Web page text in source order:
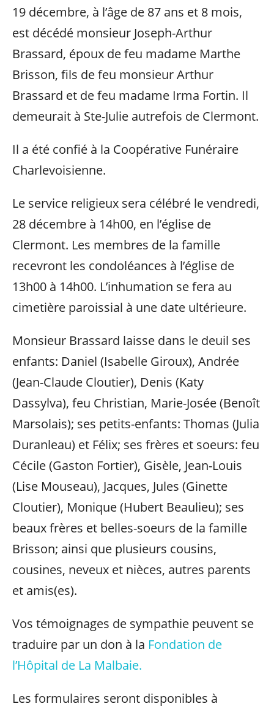
19 décembre, à l’âge de 87 ans et 8 mois,
est décédé monsieur Joseph-Arthur
Brassard, époux de feu madame Marthe
Brisson, fils de feu monsieur Arthur
Brassard et de feu madame Irma Fortin. Il
demeurait à Ste-Julie autrefois de Clermont.
Il a été confié à la Coopérative Funéraire
Charlevoisienne.
Le service religieux sera célébré le vendredi,
28 décembre à 14h00, en l’église de
Clermont. Les membres de la famille
recevront les condoléances à l’église de
13h00 à 14h00. L’inhumation se fera au
cimetière paroissial à une date ultérieure.
Monsieur Brassard laisse dans le deuil ses
enfants: Daniel (Isabelle Giroux), Andrée
(Jean-Claude Cloutier), Denis (Katy
Dassylva), feu Christian, Marie-Josée (Benoît
Marsolais); ses petits-enfants: Thomas (Julia
Duranleau) et Félix; ses frères et soeurs: feu
Cécile (Gaston Fortier), Gisèle, Jean-Louis
(Lise Mouseau), Jacques, Jules (Ginette
Cloutier), Monique (Hubert Beaulieu); ses
beaux frères et belles-soeurs de la famille
Brisson; ainsi que plusieurs cousins,
cousines, neveux et nièces, autres parents
et amis(es).
Vos témoignages de sympathie peuvent se
traduire par un don à la Fondation de
l’Hôpital de La Malbaie.
Les formulaires seront disponibles à